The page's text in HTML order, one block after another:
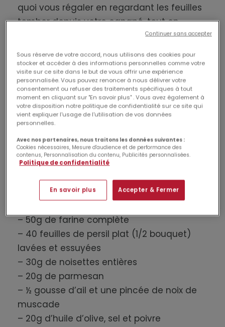
quoi vous régaler en regardant les feuilles
tomber depuis votre canapé, tout en
perpétuant les traditions culinaires et
automnales de l’Italie.
INGRÉDIENTS(pour 2/3 personnes)
– 250g de châtaignes cuites, en boîte ou
– 50g de farine complète
– 40 feuilles de persil plat (1/2 bouquet)
lavées et essuyées
– 30g de noisettes entières
– 20g de parmesan
– ½ gousse d’ail et une pincée de noix de
muscade
– 20g d’huile d’olive, sel et poivre
Sous réserve de votre accord, nous utilisons des cookies pour
stocker et accéder à des informations personnelles comme votre
visite sur ce site dans le but de vous offrir une expérience
personnalisée. Vous pouvez renoncer à nous délivrer votre
consentement ou refuser des traitements spécifiques à tout
moment en cliquant sur "En savoir plus" . Vous avez également à
votre disposition notre politique de confidentialité sur ce site qui
vient expliquer l'usage de l'utilisation de vos données
personnelles.
Avec nos partenaires, nous traitons les données suivantes :
Cookies nécessaires, Mesure d'audience et de performance des
contenus, Personnalisation du contenu, Publicités personnalisées.
Politique de confidentialité
Accepter & Fermer
En savoir plus
Continuer sans accepter